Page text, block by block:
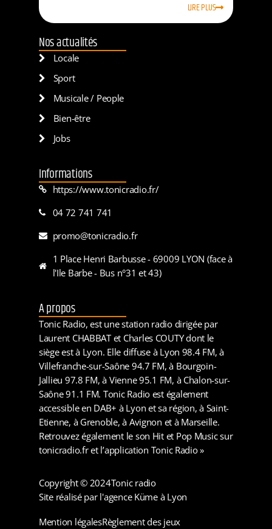
LIRE PLUS
Nos actualités
Locale
Sport
Musicale / People
Bien-être
Jobs
Informations
https://www.tonicradio.fr/
04 72 741 741
promo@tonicradio.fr
1 Place Henri Barbusse - 69009 LYON (face à
l'Ile Barbe - Bus n°31 et 43)
A propos
Tonic Radio, est une station radio dirigée par
Laurent CHABBAT et Charles COUTY dont le
siège est à Lyon. Elle diffuse à Lyon 98.4 FM, à
Villefranche-sur-Saône 94.7 FM, à Bourgoin-
Jallieu 97.8 FM, à Vienne 95.1 FM, à Chalon-sur-
Saône 91.1 FM. Tonic Radio est également
accessible en DAB+ à Lyon et sa région, à Saint-
Etienne, à Grenoble, à Avignon et à Marseille.
Retrouvez également le son Hit et Pop Music sur
tonicradio.fr et l’application Tonic Radio »
Copyright © 2024Tonic radio
Site réalisé par l'agence Küme à Lyon
Mention légalesRèglement des jeux